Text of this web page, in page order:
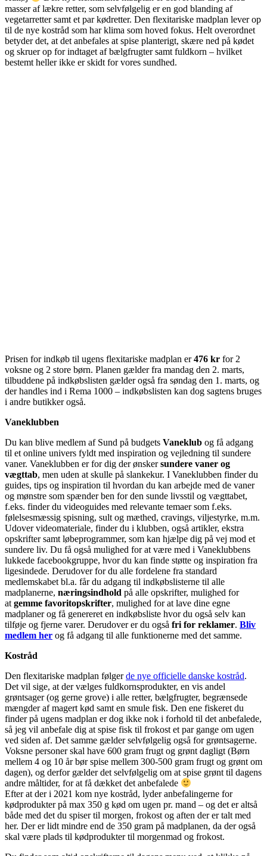
masser af lækre retter, som selvfølgelig er en god blanding af
vegetarretter samt et par kødretter. Den flexitariske madplan lever op
til de nye kostråd som har klima som hoved fokus. Helt overordnet
betyder det, at det anbefales at spise planterigt, skære ned på kødet
og skruer op for indtaget af bælgfrugter samt fuldkorn – hvilket
bestemt heller ikke er skidt for vores sundhed.
Prisen for indkøb til ugens flexitariske madplan er476 kr for 2
voksne og 2 store børn. Planen gælder fra mandag den 2. marts,
tilbuddene på indkøbslisten gælder også fra søndag den 1. marts, og
der handles ind i Rema 1000 – indkøbslisten kan dog sagtens bruges
i andre butikker også.
Vaneklubben
Du kan blive medlem af Sund på budgets Vaneklub og få adgang
til et online univers fyldt med inspiration og vejledning til sundere
vaner. Vaneklubben er for dig der ønskersundere vaner og
vægttab, men uden at skulle på slankekur. I Vaneklubben finder du
guides, tips og inspiration til hvordan du kan arbejde med de vaner
og mønstre som spænder ben for den sunde livsstil og vægttabet,
f.eks. finder du videoguides med relevante temaer som f.eks.
følelsesmæssig spisning, sult og mæthed, cravings, viljestyrke, m.m.
Udover videomateriale, finder du i klubben, også artikler, ekstra
opskrifter samt løbeprogrammer, som kan hjælpe dig på vej mod et
sundere liv. Du få også mulighed for at være med i Vaneklubbens
lukkede facebookgruppe, hvor du kan finde støtte og inspiration fra
ligesindede. Derudover for du alle fordelene fra standard
medlemskabet bl.a. får du adgang til indkøbslisterne til alle
madplanerne, næringsindhold på alle opskrifter, mulighed for
at gemme favoritopskrifter, mulighed for at lave dine egne
madplaner og få genereret en indkøbsliste hvor du også selv kan
tilføje og fjerne varer. Derudover er du også fri for reklamer. Bliv
medlem her og få adgang til alle funktionerne med det samme.
Kostråd
Den flexitariske madplan følgerde nye officielle danske kostråd.
Det vil sige, at der vælges fuldkornsprodukter, en vis andel
grøntsager (og gerne grove) i alle retter, bælgfrugter, begrænsede
mængder af magert kød samt en smule fisk. Den ene fiskeret du
finder på ugens madplan er dog ikke nok i forhold til det anbefalede,
så jeg vil anbefale dig at spise fisk til frokost et par gange om ugen
ved siden af. Det samme gælder selvfølgelig også for grøntsagerne.
Voksne personer skal have 600 gram frugt og grønt dagligt (Børn
mellem 4 og 10 år bør spise mellem 300-500 gram frugt og grønt om
dagen), og derfor gælder det selvfølgelig om at spise grønt til dagens
andre måltider, for at få dækket det anbefalede
Efter at der i 2021 kom nye kostråd, lyder anbefalingerne for
kødprodukter på max 350 g kød om ugen pr. mand – og det er altså
både med det du spiser til morgen, frokost og aften der er talt med
her. Der er lidt mindre end de 350 gram på madplanen, da der også
skal være plads til kødprodukter til morgenmad og frokost.